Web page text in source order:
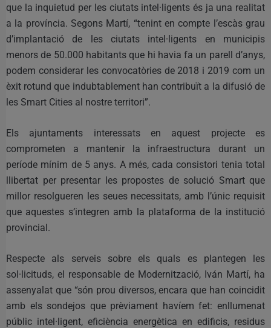
que la inquietud per les ciutats intel·ligents és ja una realitat
a la província. Segons Martí, “tenint en compte l’escàs grau
d’implantació de les ciutats intel·ligents en municipis
menors de 50.000 habitants que hi havia fa un parell d’anys,
podem considerar les convocatòries de 2018 i 2019 com un
èxit rotund que indubtablement han contribuït a la difusió de
les Smart Cities al nostre territori”.
Els ajuntaments interessats en aquest projecte es
comprometen a mantenir la infraestructura durant un
període mínim de 5 anys. A més, cada consistori tenia total
llibertat per presentar les propostes de solució Smart que
millor resolgueren les seues necessitats, amb l’únic requisit
que aquestes s’integren amb la plataforma de la institució
provincial.
Respecte als serveis sobre els quals es plantegen les
sol·licituds, el responsable de Modernització, Iván Martí, ha
assenyalat que “són prou diversos, encara que han coincidit
amb els sondejos que prèviament havíem fet: enllumenat
públic intel·ligent, eficiència energètica en edificis, residus